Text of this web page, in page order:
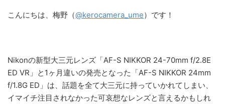
こんにちは、梅野（@kerocamera_ume）です！
Nikonの新型大三元レンズ「AF-S NIKKOR 24-70mm f/2.8E
ED VR」と1ヶ月違いの発売となった「AF-S NIKKOR 24mm
f/1.8G ED」は、話題を全て大三元に持っていかれてしまい、
イマイチ注目されなかった可哀想なレンズと言えるかもしれ